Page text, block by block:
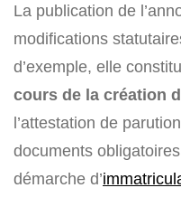
La publication de
modifications
d’exemple, elle
cours de la création
l’attestation de
documents
démarche d’